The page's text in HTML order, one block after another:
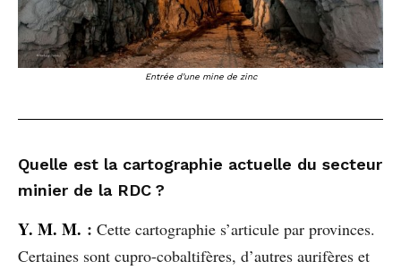
Entrée d’une mine de zinc
Quelle est la cartographie actuelle du secteur
minier de la RDC ?
Y. M. M. : Cette cartographie s’articule par provinces.
Certaines sont cupro-cobaltifères, d’autres aurifères et